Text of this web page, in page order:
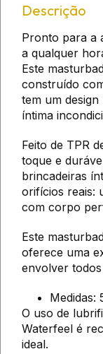
Descrição
Pronto para a
a qualquer
Este
construído
tem um
íntima
Feito de TPR
toque e
brincadeiras
orifícios reais:
com corpo
Este
oferece uma
envolver
Medidas:
O uso de
Waterfeel é
ideal.